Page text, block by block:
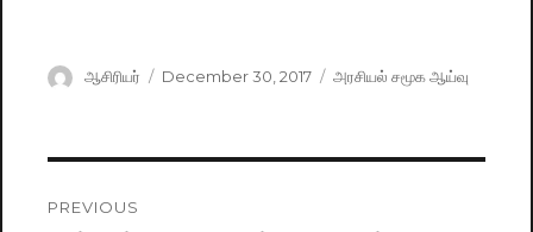
Author
ஆசிரியர்
Posted
December 30, 2017 Categories
அரசியல் சமூக ஆய்வு
PREVIOUS